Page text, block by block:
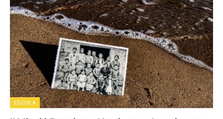
ESCOLA